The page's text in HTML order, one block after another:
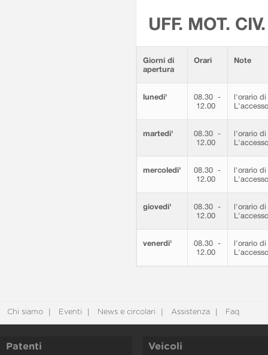
UFF. MOT.
Giorni di
apertura
Orari Note
lunedi'
08.30 -
12.00
l'orario
martedi'
08.30 -
12.00
l'orario
mercoledi'
08.30 -
12.00
l'orario
giovedi'
08.30 -
12.00
l'orario
venerdi'
08.30 -
12.00
l'orario
Chi siamo Eventi News e circolari Assistenza Faq
Patenti Veicoli